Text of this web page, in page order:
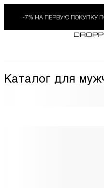
-7% НА ПЕРВУЮ ПОКУПКУ
Каталог для